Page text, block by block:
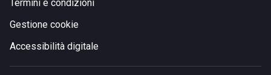
Termini e condizioni
Gestione cookie
Accessibilità digitale